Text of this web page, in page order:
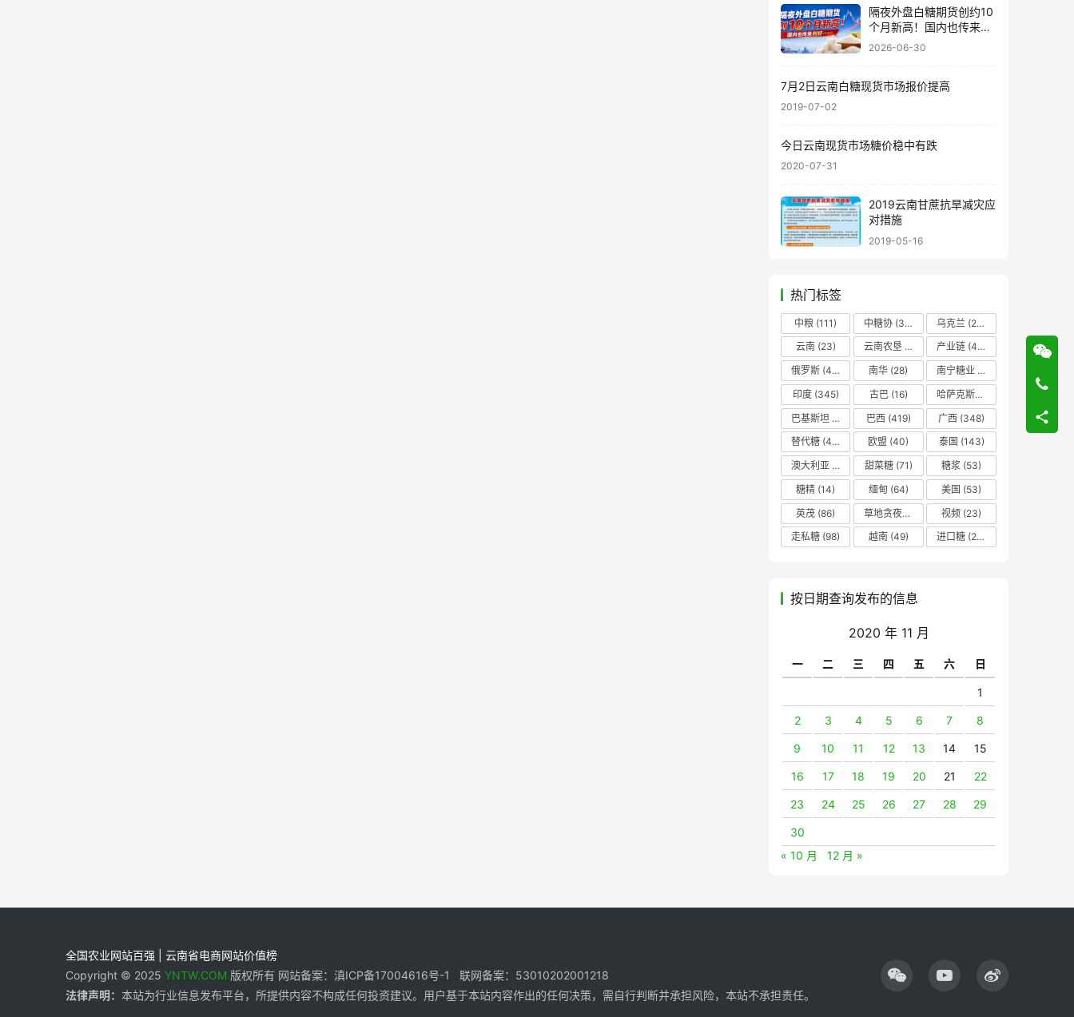
隔夜外盘白糖期货创约10
个月新高！国内也传来利
好……
2026-06-30
7月2日云南白糖现货市场报价提高
2019-07-02
今日云南现货市场糖价稳中有跌
2020-07-31
2019云南甘蔗抗旱减灾应
对措施
2019-05-16
热门标签
中粮 (111) 中糖协 (37) 乌克兰 (20)
云南(23) 云南农垦 产业链 (42)
俄罗斯 (43) 南华 (28) 南宁糖业
印度(345) 古巴(16) 哈萨克斯坦
巴基斯坦
巴西(419) 广西 (348)
替代糖 (48) 欧盟 (40) 泰国 (143)
澳大利亚
甜菜糖(71) 糖浆 (53)
糖精 (14) 缅甸 (64) 美国 (53)
英茂 (86) 草地贪夜蛾 视频 (23)
走私糖 (98) 越南(49) 进口糖 (236)
按日期查询发布的信息
2020 年 11 月
一 二 三 四 五 六 日
1
2 3 4 5 6 7 8
9 10 11 12 13 14 15
16 17 18 19 20 21 22
23 24 25 26 27 28 29
30
« 10 月
12 月 »
全国农业网站百强 | 云南省电商网站价值榜
Copyright © 2025 YNTW.COM 版权所有 网站备案：滇ICP备17004616号-1 联网备案：53010202001218
法律声明： 本站为行业信息发布平台，所提供内容不构成任何投资建议。用户基于本站内容作出的任何决策，需自行判断并承担风险，本站不承担责任。